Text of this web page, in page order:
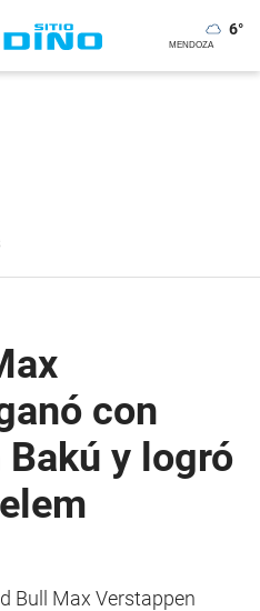
6°
con
y logró
Bull Max Verstappen